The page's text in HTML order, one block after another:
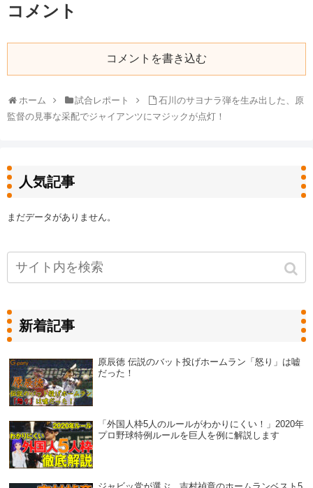
コメント
コメントを書き込む
ホーム 試合レポート
石川のサヨナラ弾を生み出した、原
監督の見事な采配でジャイアンツにマジックが点灯！
人気記事
まだデータがありません。
新着記事
原辰徳 伝説のバット投げホームラン「怒り」は嘘
だった！
「外国人枠5人のルールがわかりにくい！」2020年
プロ野球特例ルールを巨人を例に解説します